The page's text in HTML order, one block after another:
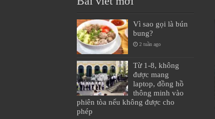
Vì sao gọi là bún
bung?
2 tuần ago
Từ 1-8, không
được mang
laptop, đồng hồ
thông minh vào
phiên tòa nếu không được cho
phép